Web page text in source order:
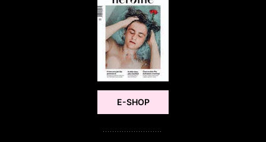
E-SHOP